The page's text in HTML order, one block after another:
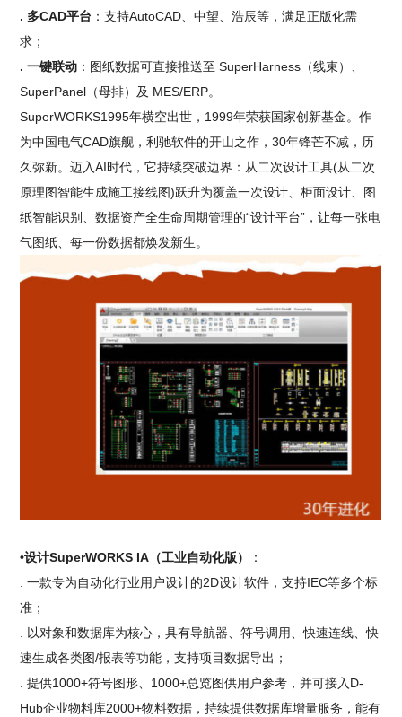
. 多CAD平台 ：支持AutoCAD、中望、浩辰等，满足正版化需
求；
. 一键联动 ：图纸数据可直接推送至 SuperHarness（线束）、
SuperPanel（母排）及 MES/ERP。
SuperWORKS1995年横空出世，1999年荣获国家创新基金。作
为中国电气CAD旗舰，利驰软件的开山之作，30年锋芒不减，历
久弥新。迈入AI时代，它持续突破边界：从二次设计工具(从二次
原理图智能生成施工接线图)跃升为覆盖一次设计、柜面设计、图
纸智能识别、数据资产全生命周期管理的“设计平台”，让每一张电
气图纸、每一份数据都焕发新生。
•设计SuperWORKS IA（工业自动化版）
：
. 一款专为自动化行业用户设计的2D设计软件，支持IEC等多个标
准；
. 以对象和数据库为核心，具有导航器、符号调用、快速连线、快
速生成各类图/报表等功能，支持项目数据导出；
. 提供1000+符号图形、1000+总览图供用户参考，并可接入D-
Hub企业物料库2000+物料数据，持续提供数据库增量服务，能有